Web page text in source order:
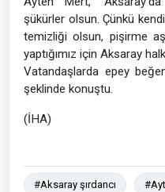
şükürler olsun. Çünkü
temizliği olsun, pişirme
yaptığımız için Aksaray
Vatandaşlarda epey
şeklinde konuştu.
(İHA)
#Aksaray şırdancı